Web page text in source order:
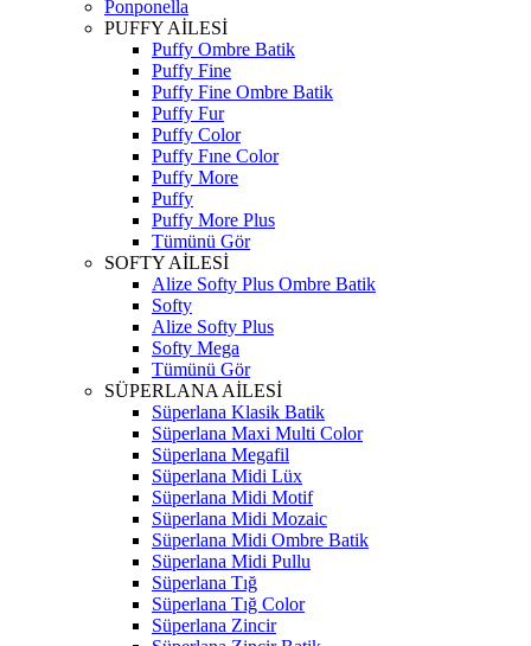
Ponponella
PUFFY AİLESİ
Puffy Ombre Batik
Puffy Fine
Puffy Fine Ombre Batik
Puffy Fur
Puffy Color
Puffy Fıne Color
Puffy More
Puffy
Puffy More Plus
Tümünü Gör
SOFTY AİLESİ
Alize Softy Plus Ombre Batik
Softy
Alize Softy Plus
Softy Mega
Tümünü Gör
SÜPERLANA AİLESİ
Süperlana Klasik Batik
Süperlana Maxi Multi Color
Süperlana Megafil
Süperlana Midi Lüx
Süperlana Midi Motif
Süperlana Midi Mozaic
Süperlana Midi Ombre Batik
Süperlana Midi Pullu
Süperlana Tığ
Süperlana Tığ Color
Süperlana Zincir